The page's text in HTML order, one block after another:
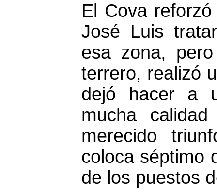
El Cova
José Luis
esa zona,
terrero, realizó
dejó hacer a
mucha
merecido
coloca séptimo
de los puestos